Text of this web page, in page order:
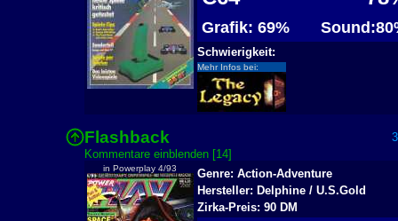
Grafik: 69%
Schwierigkeit:
Mehr Infos bei:
Flashback
Kommentare einblenden [14]
in Powerplay 4/93
Genre: Action-Adventure
Hersteller: Delphine / U.S.Gold
Zirka-Preis: 90 DM